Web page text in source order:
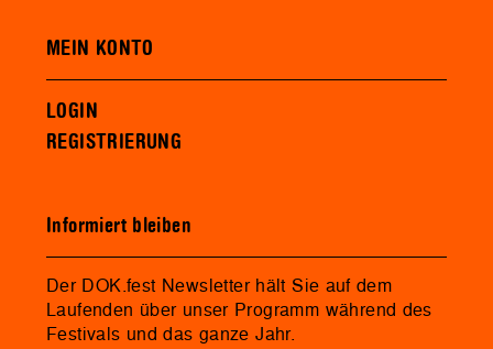
MEIN KONTO
LOGIN
REGISTRIERUNG
Informiert bleiben
Der DOK.fest Newsletter hält Sie auf dem
Laufenden über unser Programm während des
Festivals und das ganze Jahr.